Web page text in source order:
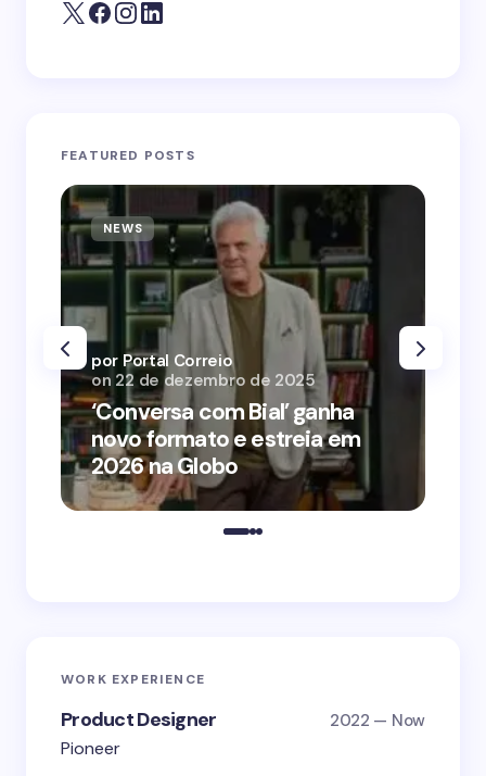
FEATURED POSTS
NEWS
‘Conversa com Bial’ ganha
novo formato e estreia em
2026 na Globo
por Portal Correio
on 22 de dezembro de 2025
WORK EXPERIENCE
Product Designer 2022 — Now
Pioneer